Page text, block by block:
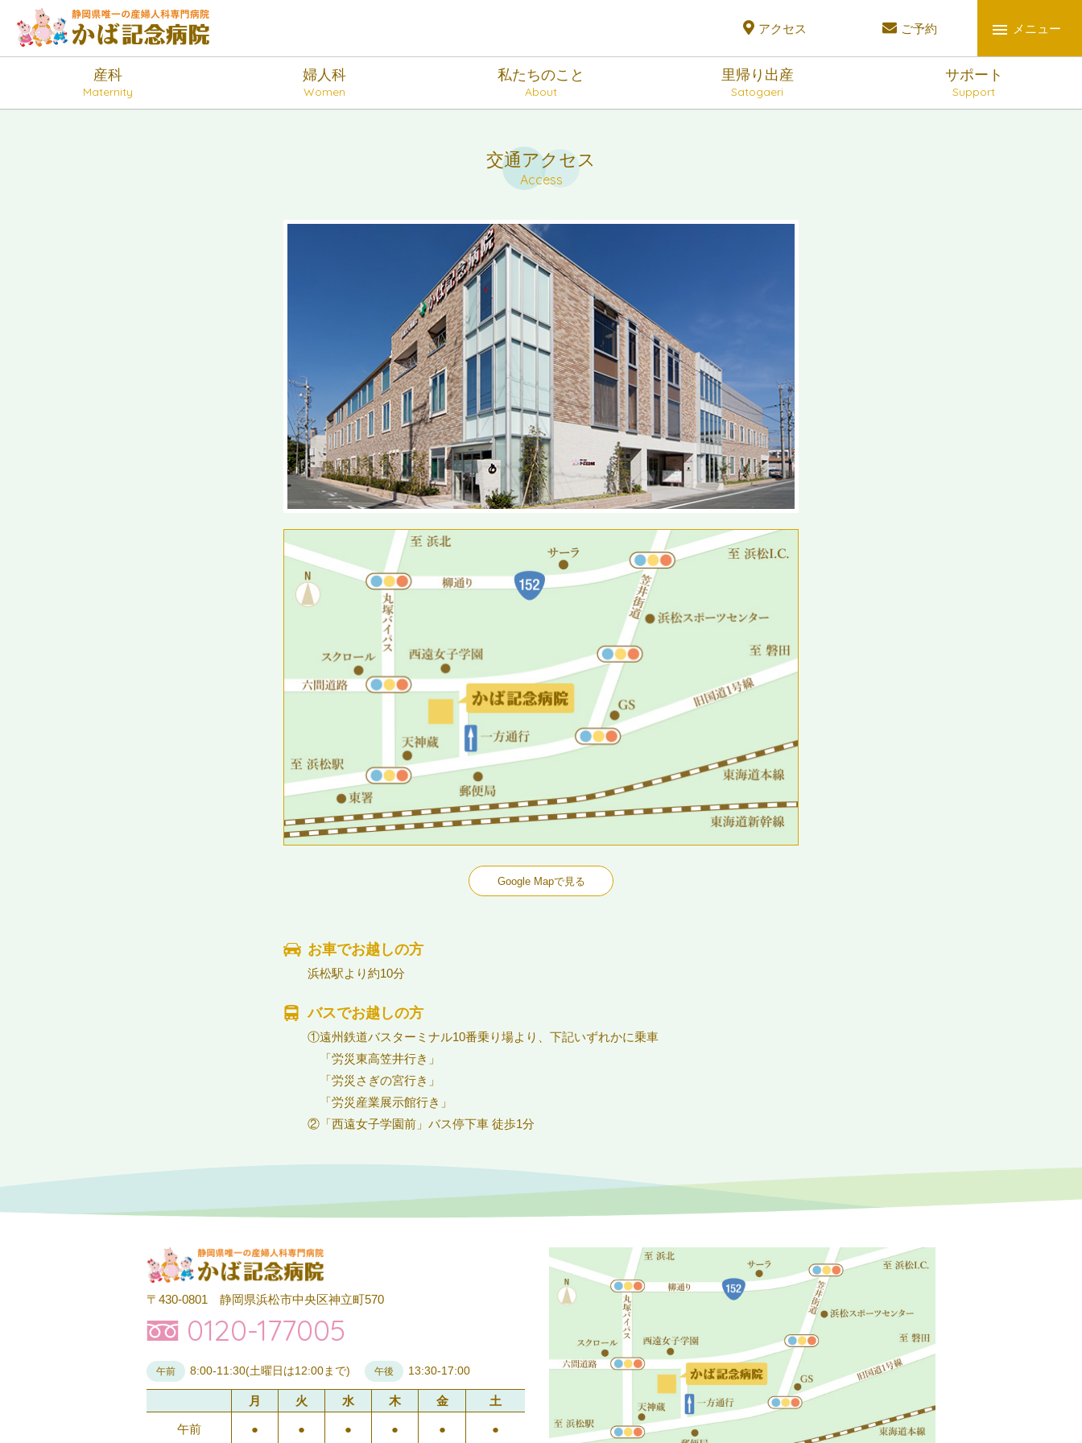
アクセス ご予約 メニュー
産科
Maternity
婦人科
Women
私たちのこと
About
里帰り出産
Satogaeri
サポート
Support
交通アクセス
Access
Google Mapで見る
お車でお越しの方
浜松駅より約10分
バスでお越しの方
①遠州鉄道バスターミナル10番乗り場より、下記いずれかに乗車
「労災東高笠井行き」
「労災さぎの宮行き」
「労災産業展示館行き」
②「西遠女子学園前」バス停下車 徒歩1分
〒430-0801 静岡県浜松市中央区神立町570
0120-177005
午前 8:00-11:30(土曜日は12:00まで) 午後 13:30-17:00
月 火 水 木 金 土
午前 ● ● ● ● ● ●